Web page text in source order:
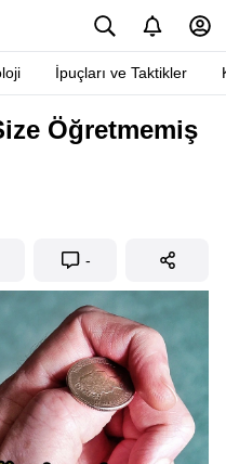
İpuçları ve Taktikler
Öğretmemiş
-